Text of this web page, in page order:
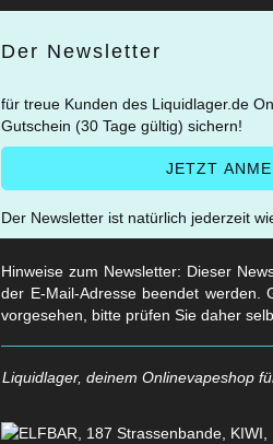
Der Newsletter
für treue Kunden des Liquidlager.de
Gutschein (30 Tage gültig) sichern!
Der Newsletter ist natürlich jederzeit
Hinweise zum Newsletter: Dieser
der E-Mail-Adresse beendet werden.
vorgesehen, bitte prüfen Sie daher
Liquidlager, deinem Onlinevapeshop